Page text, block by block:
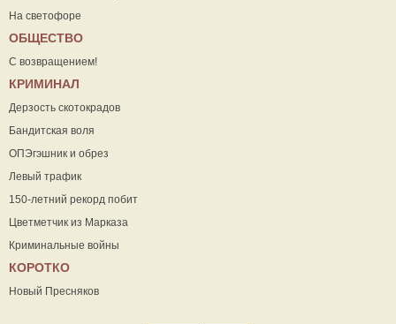
На светофоре
ОБЩЕСТВО
С возвращением!
КРИМИНАЛ
Дерзость скотокрадов
Бандитская воля
ОПЭгэшник и обрез
Левый трафик
150-летний рекорд побит
Цветметчик из Марказа
Криминальные войны
КОРОТКО
Новый Пресняков